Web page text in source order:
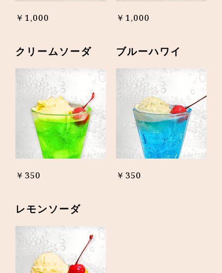
￥1,000 ￥1,000
クリームソーダ
￥350
ブルーハワイ
￥350
レモンソーダ